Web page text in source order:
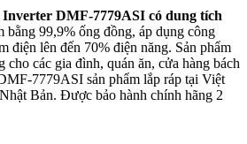
DMF-7779ASI có dung tích
bằng 99,9% ống đồng, áp dụng công
điện lên đến 70% điện năng. Sản phẩm
cho các gia đình, quán ăn, cửa hàng bách
7779ASI sản phẩm lắp ráp tại Việt
Bản. Được bảo hành chính hãng 2